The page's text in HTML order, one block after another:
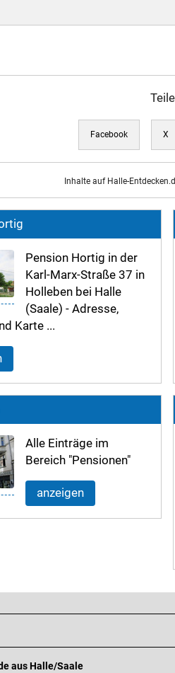
Facebook X
Inhalte auf Halle-
Pension Hortig in der
Karl-Marx-Straße 37 in
Holleben bei Halle
(Saale) - Adresse,
Karte ...
Alle Einträge im
Bereich "Pensionen"
anzeigen
aus Halle/Saale